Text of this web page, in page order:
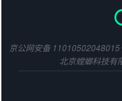
京公网安备 11010502048015
北京螳螂科技有